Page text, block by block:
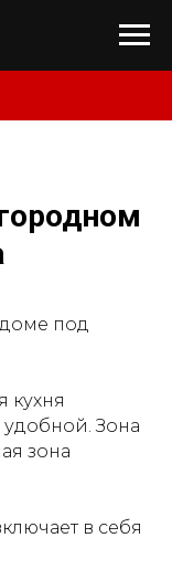
доме под
кухня
Зона
зона
в себя